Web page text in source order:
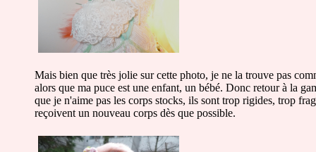
Mais bien que très jolie sur cette photo, je ne la trouve pas
alors que ma puce est une enfant, un bébé. Donc retour à la
que je n'aime pas les corps stocks, ils sont trop rigides, trop
reçoivent un nouveau corps dès que possible.